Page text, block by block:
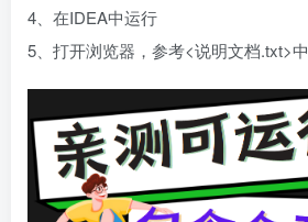
4、在IDEA中运行
5、打开浏览器，参考<说明文档.txt>